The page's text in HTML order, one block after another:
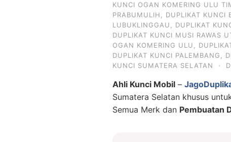
KUNCI OGAN KOMERING ULU
PRABUMULIH
DUPLIKAT KUNCI
LUBUKLINGGAU
DUPLIKAT
DUPLIKAT KUNCI MUSI RAWAS
OGAN KOMERING ULU
DUPLIKAT KUNCI PALEMBANG
KUNCI SUMATERA SELATAN
·
Ahli Kunci Mobil –
Sumatera Selatan khusus
Semua Merk dan Pembuatan